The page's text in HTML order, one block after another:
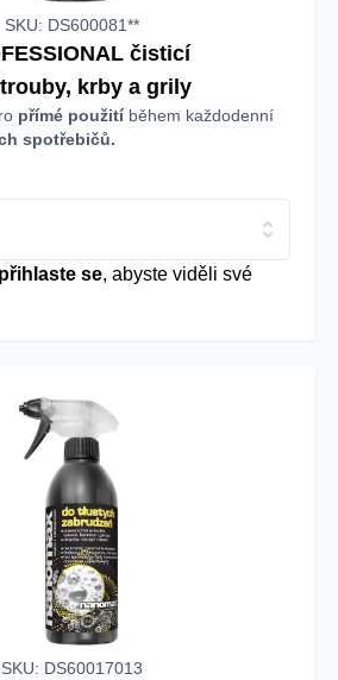
SKU: DS600081**
čisticí
krby a grily
přímé použitíběhem každodenní
spotřebičů.
se, abyste viděli své
SKU: DS60017013